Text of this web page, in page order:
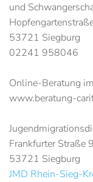
und
53721 Siegburg
02241 958046
Online-Beratung
www.beratung-
Frankfurter Straße
53721 Siegburg
JMD Rhein-Sieg-